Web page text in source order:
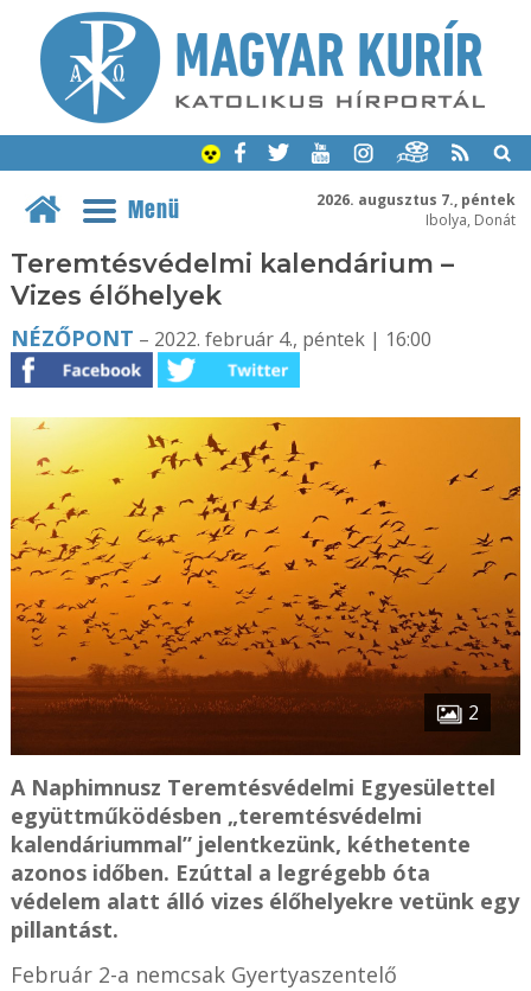
2026. augusztus 7., péntek
Ibolya, Donát
Menü
Teremtésvédelmi kalendárium –
Vizes élőhelyek
NÉZŐPONT – 2022. február 4., péntek | 16:00
2
A Naphimnusz Teremtésvédelmi Egyesülettel
együttműködésben „teremtésvédelmi
kalendáriummal” jelentkezünk, kéthetente
azonos időben. Ezúttal a legrégebb óta
védelem alatt álló vizes élőhelyekre vetünk egy
pillantást.
Február 2-a nemcsak Gyertyaszentelő